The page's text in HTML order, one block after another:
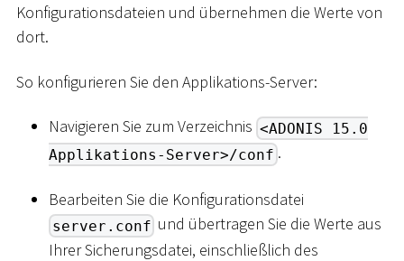
Konfigurationsdateien und übernehmen die Werte von
dort.
So konfigurieren Sie den Applikations-Server:
Navigieren Sie zum Verzeichnis <ADONIS 15.0
Applikations-Server>/conf .
Bearbeiten Sie die Konfigurationsdatei
server.conf und übertragen Sie die Werte aus
Ihrer Sicherungsdatei, einschließlich des